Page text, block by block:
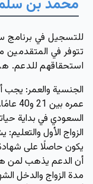
محمد بن
للتسجيل في
تتوفر في
استحقاقهم للدعم.
الجنسية والعمر: يجب
عمره
السعودي في بداية
الزواج الأول والتعليم:
يكون حاصلًا على
أن الدعم يذهب لمن
مدة الزواج والدخل